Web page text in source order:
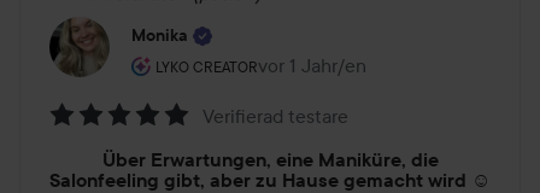
Monika
LYKO CREATOR
Rolle des Benutzers: Lyko Creator.
vor 1 Jahr/en
Der Beitrag wurde vor 1 Jahr/en
Verifierad testare
Über Erwartungen, eine Maniküre, die
Salonfeeling gibt, aber zu Hause gemacht wird ☺️